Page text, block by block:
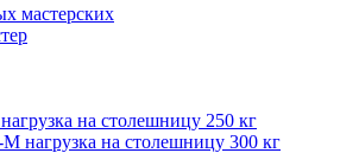
мастерских
на столешницу 250 кг
нагрузка на столешницу 300 кг